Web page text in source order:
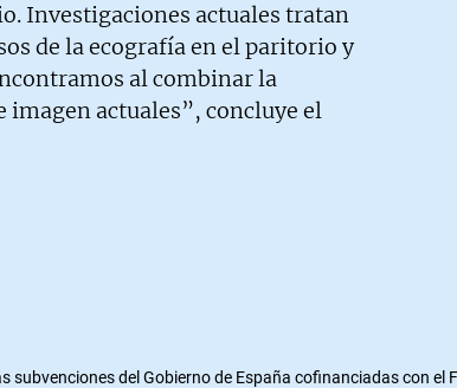
Investigaciones actuales tratan
de la ecografía en el paritorio y
al combinar la
imagen actuales”, concluye el
subvenciones del Gobierno de España cofinanciadas con el